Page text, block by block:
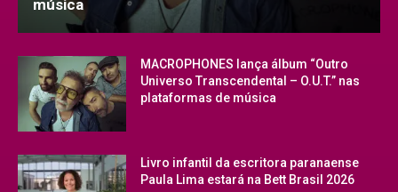
música
MACROPHONES lança álbum “Outro
Universo Transcendental – O.U.T.” nas
plataformas de música
Livro infantil da escritora paranaense
Paula Lima estará na Bett Brasil 2026